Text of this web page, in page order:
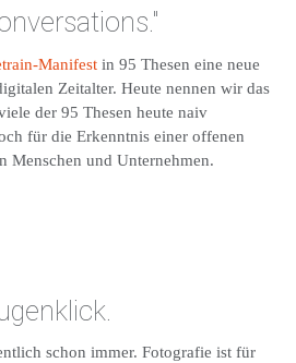
Manifest in 95 Thesen eine neue
Zeitalter. Heute nennen wir das
der 95 Thesen heute naiv
für die Erkenntnis einer offenen
Menschen und Unternehmen.
schon immer. Fotografie ist für